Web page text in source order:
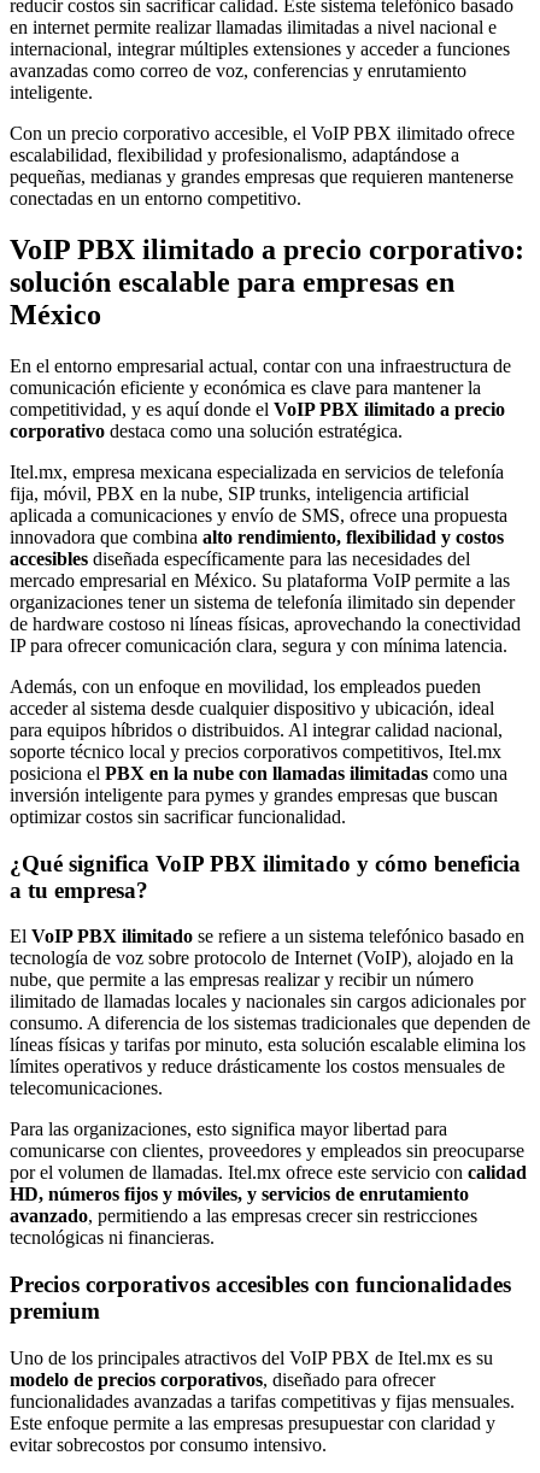
reducir costos sin sacrificar calidad. Este sistema telefónico basado
en internet permite realizar llamadas ilimitadas a nivel nacional e
internacional, integrar múltiples extensiones y acceder a funciones
avanzadas como correo de voz, conferencias y enrutamiento
inteligente.
Con un precio corporativo accesible, el VoIP PBX ilimitado ofrece
escalabilidad, flexibilidad y profesionalismo, adaptándose a
pequeñas, medianas y grandes empresas que requieren mantenerse
conectadas en un entorno competitivo.
VoIP PBX ilimitado a precio corporativo:
solución escalable para empresas en
México
En el entorno empresarial actual, contar con una infraestructura de
comunicación eficiente y económica es clave para mantener la
competitividad, y es aquí donde el VoIP PBX ilimitado a precio
corporativo destaca como una solución estratégica.
Itel.mx, empresa mexicana especializada en servicios de telefonía
fija, móvil, PBX en la nube, SIP trunks, inteligencia artificial
aplicada a comunicaciones y envío de SMS, ofrece una propuesta
innovadora que combina alto rendimiento, flexibilidad y costos
accesibles diseñada específicamente para las necesidades del
mercado empresarial en México. Su plataforma VoIP permite a las
organizaciones tener un sistema de telefonía ilimitado sin depender
de hardware costoso ni líneas físicas, aprovechando la conectividad
IP para ofrecer comunicación clara, segura y con mínima latencia.
Además, con un enfoque en movilidad, los empleados pueden
acceder al sistema desde cualquier dispositivo y ubicación, ideal
para equipos híbridos o distribuidos. Al integrar calidad nacional,
soporte técnico local y precios corporativos competitivos, Itel.mx
posiciona el PBX en la nube con llamadas ilimitadas como una
inversión inteligente para pymes y grandes empresas que buscan
optimizar costos sin sacrificar funcionalidad.
¿Qué significa VoIP PBX ilimitado y cómo beneficia
a tu empresa?
El VoIP PBX ilimitado se refiere a un sistema telefónico basado en
tecnología de voz sobre protocolo de Internet (VoIP), alojado en la
nube, que permite a las empresas realizar y recibir un número
ilimitado de llamadas locales y nacionales sin cargos adicionales por
consumo. A diferencia de los sistemas tradicionales que dependen de
líneas físicas y tarifas por minuto, esta solución escalable elimina los
límites operativos y reduce drásticamente los costos mensuales de
telecomunicaciones.
Para las organizaciones, esto significa mayor libertad para
comunicarse con clientes, proveedores y empleados sin preocuparse
por el volumen de llamadas. Itel.mx ofrece este servicio con calidad
HD, números fijos y móviles, y servicios de enrutamiento
avanzado, permitiendo a las empresas crecer sin restricciones
tecnológicas ni financieras.
Precios corporativos accesibles con funcionalidades
premium
Uno de los principales atractivos del VoIP PBX de Itel.mx es su
modelo de precios corporativos, diseñado para ofrecer
funcionalidades avanzadas a tarifas competitivas y fijas mensuales.
Este enfoque permite a las empresas presupuestar con claridad y
evitar sobrecostos por consumo intensivo.